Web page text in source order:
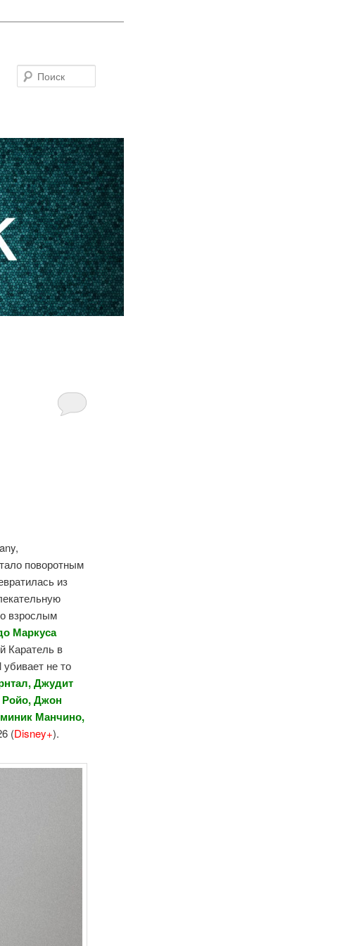
поворотным
из
взрослым
Маркуса
Каратель в
не то
Джудит
Джон
Манчино,
(Disney+).